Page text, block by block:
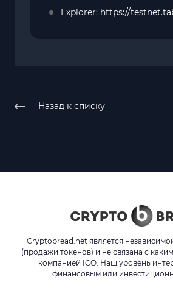
Explorer: https://
Назад к списку
Cryptobread.net является
(продажи токенов) и не связана с
компанией ICO. Наш уровень
финансовым или